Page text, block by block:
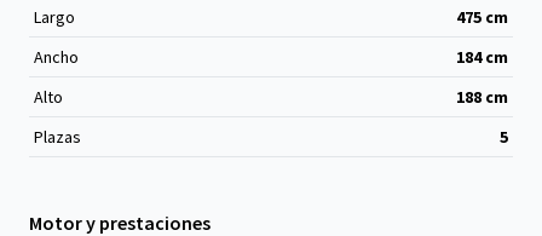
Largo 475 cm
Ancho
184cm
Alto
188 cm
Plazas
5
Motor y prestaciones